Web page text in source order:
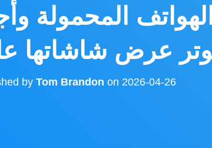
by Tom Brandon on 2026-04-26